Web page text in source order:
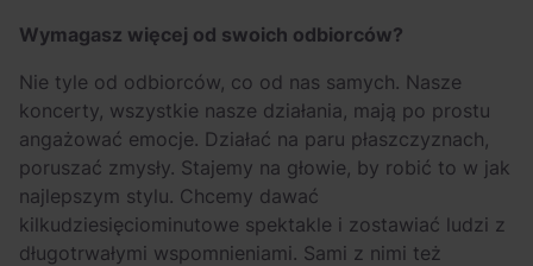
Wymagasz więcej od swoich odbiorców?
Nie tyle od odbiorców, co od nas samych. Nasze
koncerty, wszystkie nasze działania, mają po prostu
angażować emocje. Działać na paru płaszczyznach,
poruszać zmysły. Stajemy na głowie, by robić to w jak
najlepszym stylu. Chcemy dawać
kilkudziesięciominutowe spektakle i zostawiać ludzi z
długotrwałymi wspomnieniami. Sami z nimi też